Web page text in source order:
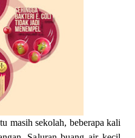
sekolah, beberapa kali